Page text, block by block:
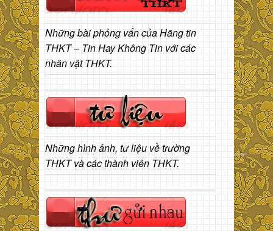
Những bài phỏng vấn của Hãng tin
THKT – Tin Hay Không Tin với các
nhân vật THKT.
Những hình ảnh, tư liệu về trường
THKT và các thành viên THKT.